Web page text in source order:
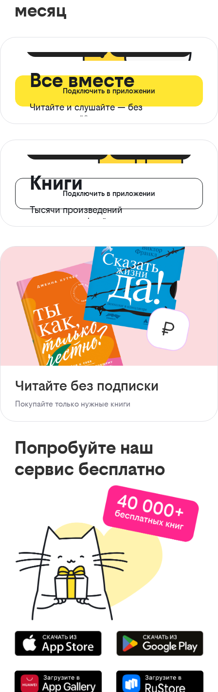
месяц
Все вместе
Читайте и слушайте — без
ограничений*
Подключить в приложении
Книги
Тысячи произведений
с доступом офлайн
Подключить в приложении
Читайте без подписки
Покупайте только нужные книги
Попробуйте наш
сервис бесплатно